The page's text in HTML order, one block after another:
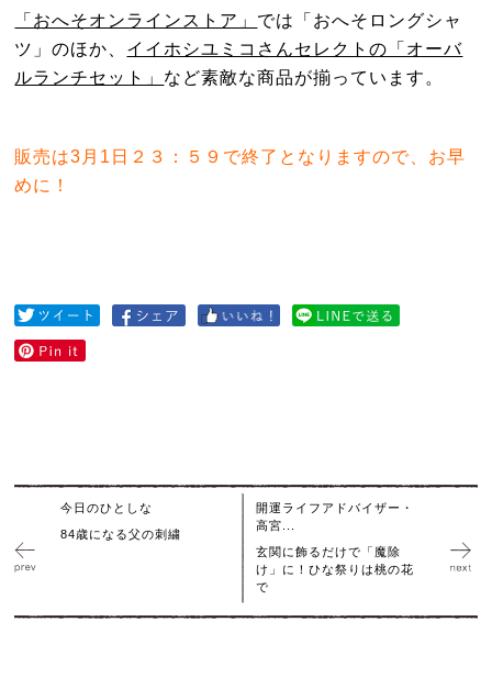
「おへそオンラインストア」 では「おへそロングシャ
ツ」のほか、 イイホシユミコさんセレクトの「オーバ
ルランチセット」 など素敵な商品が揃っています。
販売は3月1日２３：５９で終了となりますので、お早
めに！
今日のひとしな
84歳になる父の刺繍
開運ライフアドバイザー・
高宮...
玄関に飾るだけで「魔除
け」に！ひな祭りは桃の花
で